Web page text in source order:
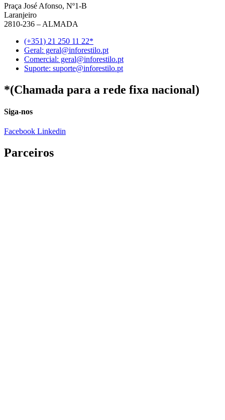
Praça José Afonso, Nº1-B
Laranjeiro
2810-236 – ALMADA
(+351) 21 250 11 22*
Geral: geral@inforestilo.pt
Comercial: geral@inforestilo.pt
Suporte: suporte@inforestilo.pt
*(Chamada para a rede fixa nacional)
Siga-nos
Facebook Linkedin
Parceiros